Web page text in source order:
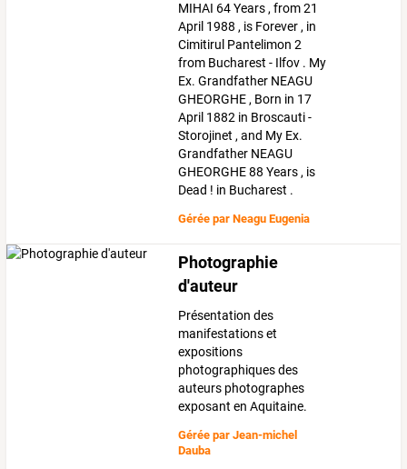
MIHAI 64 Years , from 21
April 1988 , is Forever , in
Cimitirul Pantelimon 2
from Bucharest - Ilfov . My
Ex. Grandfather NEAGU
GHEORGHE , Born in 17
April 1882 in Broscauti -
Storojinet , and My Ex.
Grandfather NEAGU
GHEORGHE 88 Years , is
Dead ! in Bucharest .
Gérée parNeagu Eugenia
Photographie
d'auteur
Présentation des
manifestations et
expositions
photographiques des
auteurs photographes
exposant en Aquitaine.
Gérée parJean-michel
Dauba